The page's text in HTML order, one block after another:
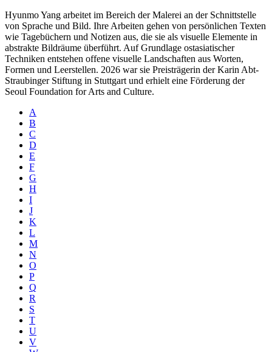
Hyunmo Yang arbeitet im Bereich der Malerei an der Schnittstelle
von Sprache und Bild. Ihre Arbeiten gehen von persönlichen Texten
wie Tagebüchern und Notizen aus, die sie als visuelle Elemente in
abstrakte Bildräume überführt. Auf Grundlage ostasiatischer
Techniken entstehen offene visuelle Landschaften aus Worten,
Formen und Leerstellen. 2026 war sie Preisträgerin der Karin Abt-
Straubinger Stiftung in Stuttgart und erhielt eine Förderung der
Seoul Foundation for Arts and Culture.
A
B
C
D
E
F
G
H
I
J
K
L
M
N
O
P
Q
R
S
T
U
V